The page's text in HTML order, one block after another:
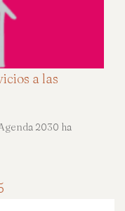
a las
2030 ha